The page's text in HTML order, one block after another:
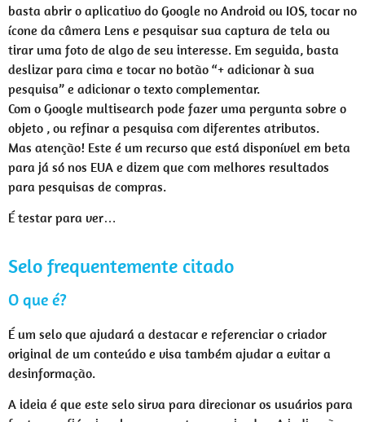
basta abrir o aplicativo do Google no Android ou IOS, tocar no
ícone da câmera Lens e pesquisar sua captura de tela ou
tirar uma foto de algo de seu interesse. Em seguida, basta
deslizar para cima e tocar no botão “+ adicionar à sua
pesquisa” e adicionar o texto complementar.
Com o Google multisearch pode fazer uma pergunta sobre o
objeto , ou refinar a pesquisa com diferentes atributos.
Mas atenção! Este é um recurso que está disponível em beta
para já só nos EUA e dizem que com melhores resultados
para pesquisas de compras.
É testar para ver…
Selo frequentemente citado
O que é?
É um selo que ajudará a destacar e referenciar o criador
original de um conteúdo e visa também ajudar a evitar a
desinformação.
A ideia é que este selo sirva para direcionar os usuários para